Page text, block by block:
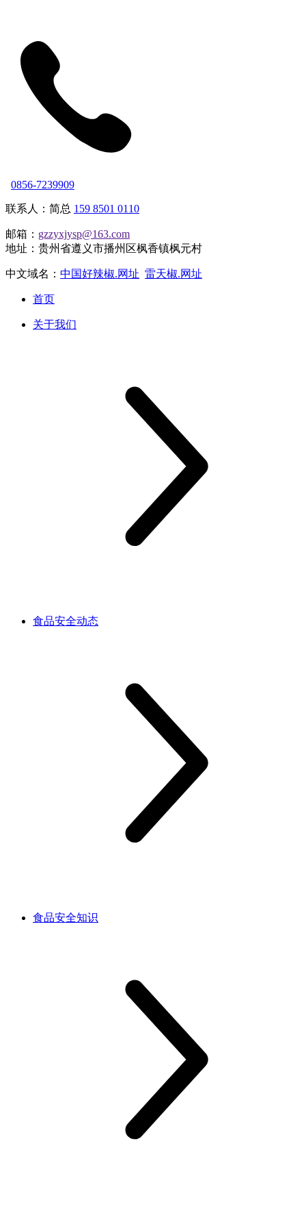
0856-7239909
联系人：简总 159 8501 0110
邮箱： gzzyxjysp@163.com
地址：贵州省遵义市播州区枫香镇枫元村
中文域名： 中国好辣椒.网址 雷天椒.网址
首页
关于我们
食品安全动态
食品安全知识